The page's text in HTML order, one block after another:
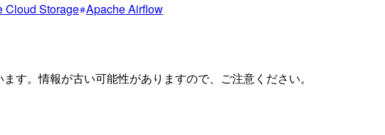
Cloud Storage Apache Airflow
す。情報が古い可能性がありますので、ご注意ください。